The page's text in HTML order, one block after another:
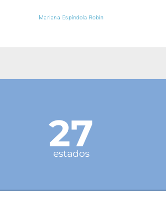
Mariana Espíndola Robin
27
estados